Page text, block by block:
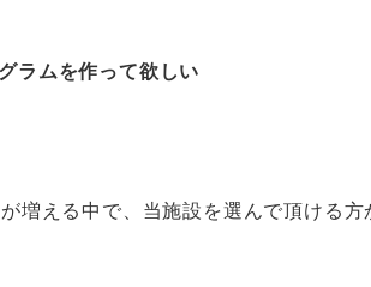
ラムを作って欲しい
増える中で、当施設を選んで頂ける